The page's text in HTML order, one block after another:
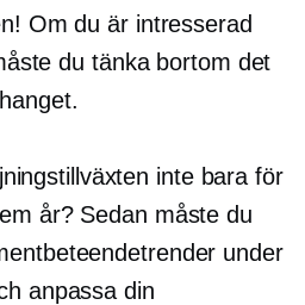
Om du är intresserad
du tänka bortom det
inte bara för
år? Sedan måste du
under
anpassa din